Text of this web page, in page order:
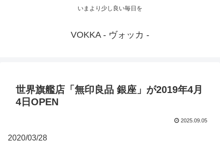
いまより少し良い毎日を
VOKKA - ヴォッカ -
世界旗艦店「無印良品 銀座」が2019年4月
4日OPEN
2025.09.05
2020/03/28